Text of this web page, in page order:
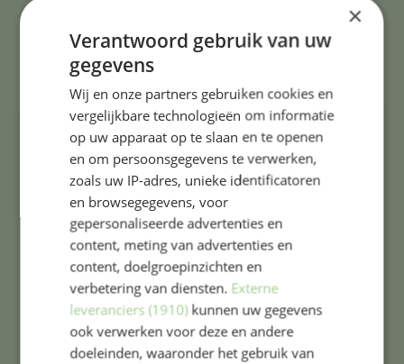
Leerkracht groep 3/4 A
×
Verantwoord gebruik van uw
gegevens
Wij en onze partners gebruiken cookies en
vergelijkbare technologieën om informatie
op uw apparaat op te slaan en te openen
en om persoonsgegevens te verwerken,
zoals uw IP-adres, unieke identificatoren
en browsegegevens, voor
gepersonaliseerde advertenties en
content, meting van advertenties en
content, doelgroepinzichten en
verbetering van diensten. Externe
leveranciers (1910)kunnen uw gegevens
ook verwerken voor deze en andere
doeleinden, waaronder het gebruik van